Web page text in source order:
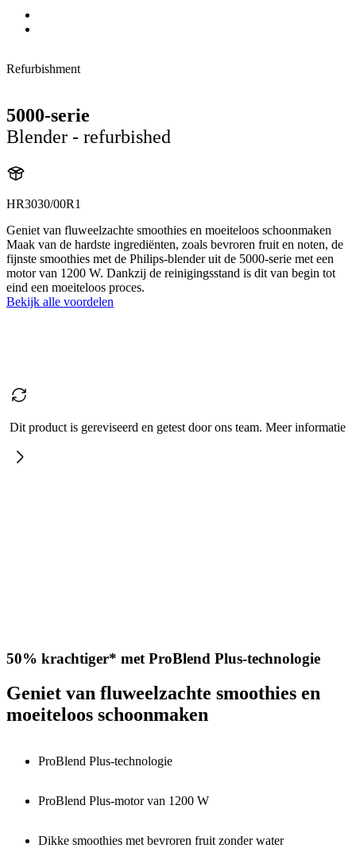
Refurbishment
5000-serie
Blender - refurbished
HR3030/00R1
Geniet van fluweelzachte smoothies en moeiteloos schoonmaken
Maak van de hardste ingrediënten, zoals bevroren fruit en noten, de
fijnste smoothies met de Philips-blender uit de 5000-serie met een
motor van 1200 W. Dankzij de reinigingsstand is dit van begin tot
eind een moeiteloos proces.
Bekijk alle voordelen
Dit product is gereviseerd en getest door ons team. Meer informatie
50% krachtiger* met ProBlend Plus-technologie
Geniet van fluweelzachte smoothies en
moeiteloos schoonmaken
ProBlend Plus-technologie
ProBlend Plus-motor van 1200 W
Dikke smoothies met bevroren fruit zonder water